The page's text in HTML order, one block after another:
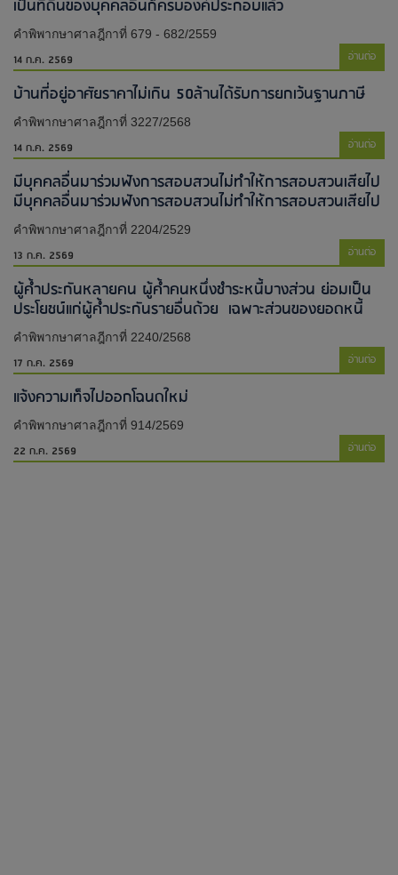
เป็นที่ดินของบุคคลอื่นก็ครบองค์ประกอบแล้ว
คำพิพากษาศาลฎีกาที่ 679 - 682/2559
14 ก.ค. 2569 อ่านต่อ
บ้านที่อยู่อาศัยราคาไม่เกิน 50ล้านได้รับการยกเว้นฐานภาษี
คำพิพากษาศาลฎีกาที่ 3227/2568
14 ก.ค. 2569 อ่านต่อ
มีบุคคลอื่นมาร่วมฟังการสอบสวนไม่ทำให้การสอบสวนเสียไป​
มีบุคคลอื่นมาร่วมฟังการสอบสวนไม่ทำให้การสอบสวนเสียไป​
คำพิพากษาศาลฎีกาที่ 2204/2529
13 ก.ค. 2569 อ่านต่อ
ผู้ค้ำประกันหลายคน ผู้ค้ำคนหนึ่งชำระหนี้บางส่วน ย่อมเป็น
ประโยชน์แก่ผู้ค้ำประกันรายอื่นด้วย เฉพาะส่วนของยอดหนี้
คำพิพากษาศาลฎีกาที่ 2240/2568
17 ก.ค. 2569 อ่านต่อ
แจ้งความเท็จไปออกโฉนดใหม่​
คำพิพากษาศาลฎีกาที่ 914/2569
22 ก.ค. 2569 อ่านต่อ